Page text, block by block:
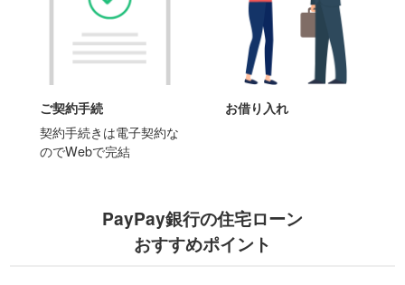
ご契約手続
契約手続きは電子契約な
のでWebで完結
お借り入れ
PayPay銀行の住宅ローン
おすすめポイント